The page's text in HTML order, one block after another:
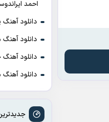
احمد
دانلود آهنگ
دانلود آهنگ
دانلود
دانلود آهنگ